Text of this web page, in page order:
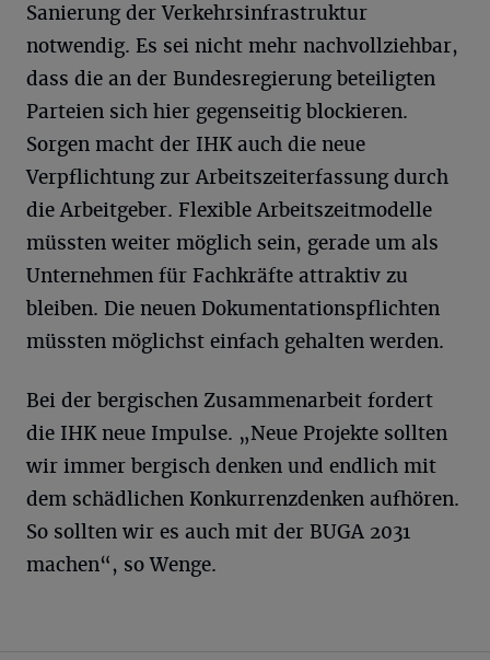
Sanierung der Verkehrsinfrastruktur
notwendig. Es sei nicht mehr nachvollziehbar,
dass die an der Bundesregierung beteiligten
Parteien sich hier gegenseitig blockieren.
Sorgen macht der IHK auch die neue
Verpflichtung zur Arbeitszeiterfassung durch
die Arbeitgeber. Flexible Arbeitszeitmodelle
müssten weiter möglich sein, gerade um als
Unternehmen für Fachkräfte attraktiv zu
bleiben. Die neuen Dokumentationspflichten
müssten möglichst einfach gehalten werden.
Bei der bergischen Zusammenarbeit fordert
die IHK neue Impulse. „Neue Projekte sollten
wir immer bergisch denken und endlich mit
dem schädlichen Konkurrenzdenken aufhören.
So sollten wir es auch mit der BUGA 2031
machen“, so Wenge.